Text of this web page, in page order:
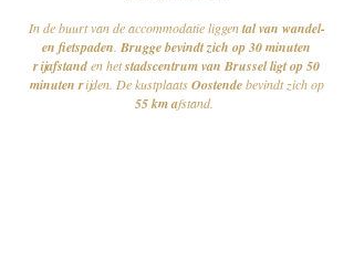
In de buurt van de accommodatie liggental van wandel-
en fietspaden Brugge bevindt zich op 30 minuten
rijafstanden hetstadscentrum van Brussel ligt op 50
minuten rijden. De kustplaatsOostendebevindt zich op
55 km afstand.